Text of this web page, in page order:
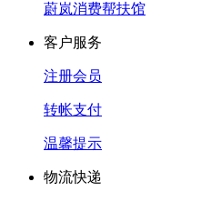
蔚岚消费帮扶馆
客户服务
注册会员
转帐支付
温馨提示
物流快递